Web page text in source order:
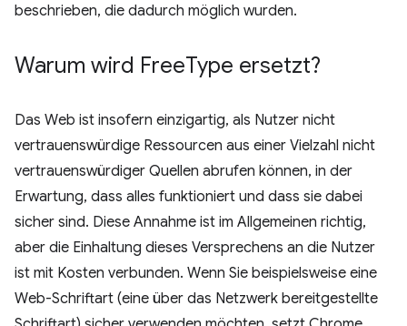
beschrieben, die dadurch möglich wurden.
Warum wird FreeType ersetzt?
Das Web ist insofern einzigartig, als Nutzer nicht
vertrauenswürdige Ressourcen aus einer Vielzahl nicht
vertrauenswürdiger Quellen abrufen können, in der
Erwartung, dass alles funktioniert und dass sie dabei
sicher sind. Diese Annahme ist im Allgemeinen richtig,
aber die Einhaltung dieses Versprechens an die Nutzer
ist mit Kosten verbunden. Wenn Sie beispielsweise eine
Web-Schriftart (eine über das Netzwerk bereitgestellte